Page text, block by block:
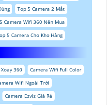
Top 5 Camera 2 Mắt
Camera Wifi 360 Nên Mua
5 Camera Cho Kho Hàng
360
Camera Wifi Full Color
Wifi Ngoài Trời
Camera Ezviz Giá Rẻ